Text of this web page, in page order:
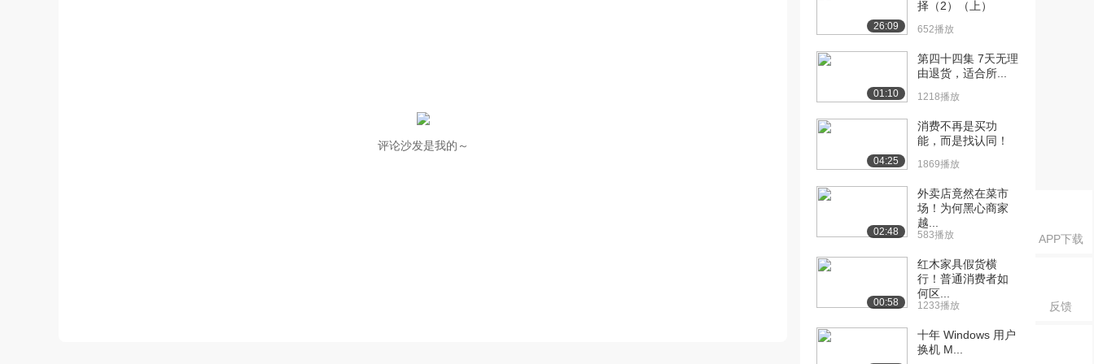
APP下载
反馈
评论沙发是我的～
26:09
择（2）（上）
652播放
01:10
第四十四集 7天无理
由退货，适合所...
1218播放
04:25
消费不再是买功
能，而是找认同！
1869播放
02:48
外卖店竟然在菜市
场！为何黑心商家
越...
583播放
00:58
红木家具假货横
行！普通消费者如
何区...
1233播放
十年 Windows 用户
换机 M...